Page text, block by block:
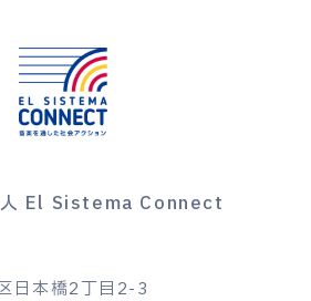
人 El Sistema Connect
日本橋2丁目2-3